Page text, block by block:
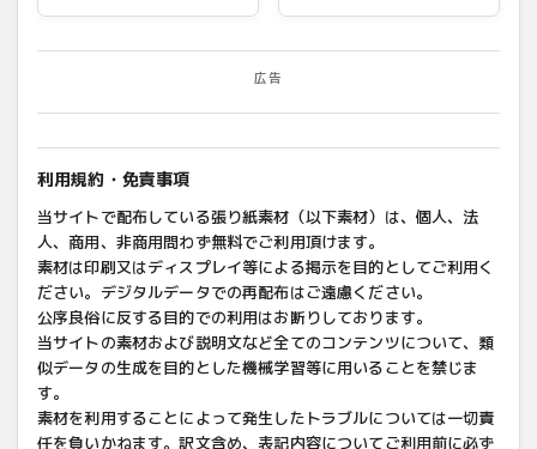
広告
利用規約・免責事項
当サイトで配布している張り紙素材（以下素材）は、個人、法
人、商用、非商用問わず無料でご利用頂けます。
素材は印刷又はディスプレイ等による掲示を目的としてご利用く
ださい。デジタルデータでの再配布はご遠慮ください。
公序良俗に反する目的での利用はお断りしております。
当サイトの素材および説明文など全てのコンテンツについて、類
似データの生成を目的とした機械学習等に用いることを禁じま
す。
素材を利用することによって発生したトラブルについては一切責
任を負いかねます。訳文含め、表記内容についてご利用前に必ず